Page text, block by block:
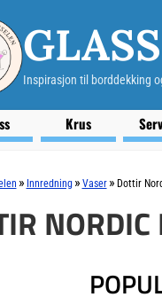
Inspirasjon til borddekking
Krus
» Innredning » Vaser » Dottir